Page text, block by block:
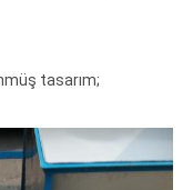
tasarım;